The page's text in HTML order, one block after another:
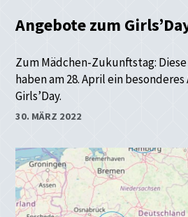
Angebote zum
Zum Mädchen-Zukunftstag:
haben am 28. April ein
Girls’Day.
30. MÄRZ 2022